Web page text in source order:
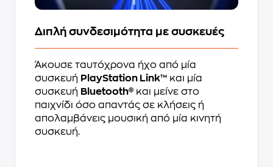
Διπλή συνδεσιμότητα με συσκευές
Άκουσε ταυτόχρονα ήχο από μία
συσκευή PlayStation Link™ και μία
συσκευή Bluetooth® και μείνε στο
παιχνίδι όσο απαντάς σε κλήσεις ή
απολαμβάνεις μουσική από μία κινητή
συσκευή.